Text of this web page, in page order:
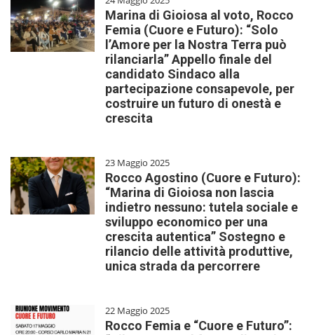
Marina di Gioiosa al voto, Rocco
Femia (Cuore e Futuro): “Solo
l’Amore per la Nostra Terra può
rilanciarla” Appello finale del
candidato Sindaco alla
partecipazione consapevole, per
costruire un futuro di onestà e
crescita
23 Maggio 2025
Rocco Agostino (Cuore e Futuro):
“Marina di Gioiosa non lascia
indietro nessuno: tutela sociale e
sviluppo economico per una
crescita autentica” Sostegno e
rilancio delle attività produttive,
unica strada da percorrere
22 Maggio 2025
Rocco Femia e “Cuore e Futuro”: